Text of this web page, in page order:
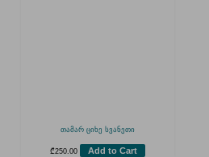
თამარ ციხე სვანეთი
₾250.00 Add to Cart